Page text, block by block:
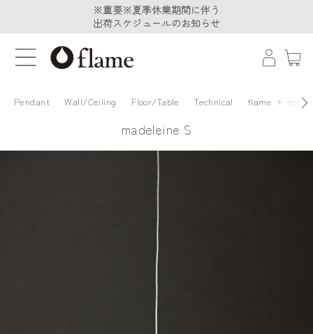
Pendant Wall/Ceiling Floor/Table Technical flame + minä
madeleine S
※重要※夏季休業期間に伴う
出荷スケジュールのお知らせ
※重要※夏季休業期間に伴う
出荷スケジュールのお知らせ